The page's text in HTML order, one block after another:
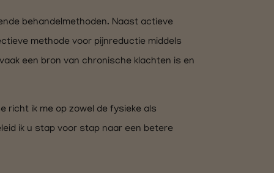
behandelmethoden. Naast actieve
methode voor pijnreductie middels
een bron van chronische klachten is en
richt ik me op zowel de fysieke als
ik u stap voor stap naar een betere